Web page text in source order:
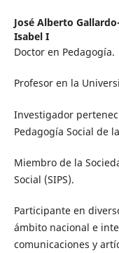
José Alberto
Isabel I
Doctor en Pedagogía.
Profesor en la
Investigador
Pedagogía Social de
Miembro de la
Social (SIPS).
Participante en
ámbito nacional e
comunicaciones y